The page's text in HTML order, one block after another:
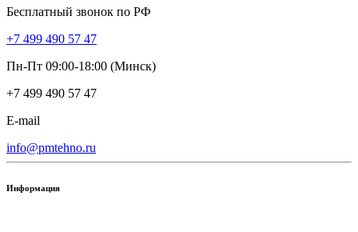
Бесплатный звонок по РФ
+7 499 490 57 47
Пн-Пт 09:00-18:00 (Минск)
+7 499 490 57 47
E-mail
info@pmtehno.ru
Информация